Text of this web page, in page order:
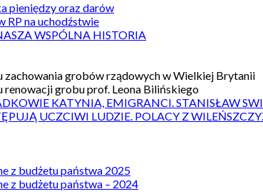
pieniędzy oraz darów
RP na uchodźstwie
WSPÓLNA HISTORIA
zachowania grobów rządowych w Wielkiej Brytanii
renowacji grobu prof. Leona Bilińskiego
KATYNIA, EMIGRANCI. STANISŁAW
UCZCIWI LUDZIE. POLACY Z
z budżetu państwa 2025
z budżetu państwa – 2024